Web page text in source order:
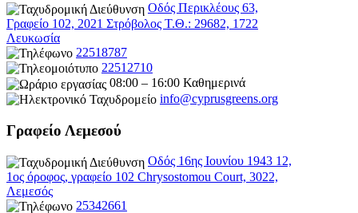
Οδός Περικλέους 63,
Γραφείο 102, 2021 Στρόβολος Τ.Θ.: 29682, 1722
Λευκωσία
22518787
22512710
08:00 – 16:00 Καθημερινά
info@cyprusgreens.org
Γραφείο Λεμεσού
Οδός 16ης Ιουνίου 1943 12,
1ος όροφος, γραφείο 102 Chrysostomou Court, 3022,
Λεμεσός
25342661